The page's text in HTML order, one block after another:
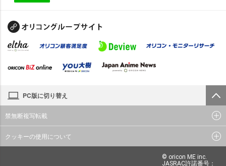
PC版に切り替え
禁無断複写転載
クッキーの使用について
© oricon ME inc.
JASRAC許諾番号：